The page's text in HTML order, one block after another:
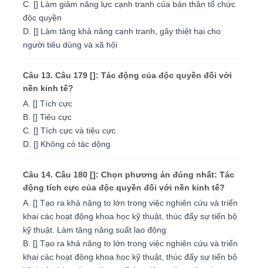
C. [] Làm giảm năng lực cạnh tranh của bản thân tổ chức
độc quyền
D. [] Làm tăng khả năng cạnh tranh, gây thiệt hại cho
người tiêu dùng và xã hội
Câu 13. Câu 179 []: Tác động của độc quyền đối với
nền kinh tế?
A. [] Tích cực
B. [] Tiêu cực
C. [] Tích cực và tiêu cực
D. [] Không có tác dộng
Câu 14. Câu 180 []: Chọn phương án đúng nhất: Tác
động tích cực của độc quyền đối với nền kinh tế?
A. [] Tạo ra khả năng to lớn trong việc nghiên cứu và triển
khai các hoạt động khoa học kỹ thuật, thúc đẩy sự tiến bộ
kỹ thuật. Làm tăng năng suất lao động
B. [] Tạo ra khả năng to lớn trong việc nghiên cứu và triển
khai các hoạt động khoa học kỹ thuật, thúc đẩy sự tiến bộ